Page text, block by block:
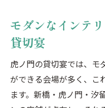
モダンなインテ
貸切宴
虎ノ門の貸切宴では、モ
ができる会場が多く、こ
ます。新橋・虎ノ門・汐